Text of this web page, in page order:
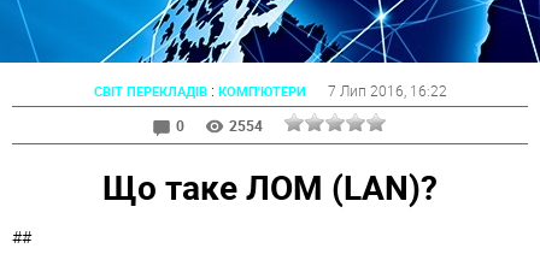
СВІТ ПЕРЕКЛАДІВ: КОМП'ЮТЕРИ 7 Лип 2016 , 16:22
0
2554
Що таке ЛОМ (LAN)?
##